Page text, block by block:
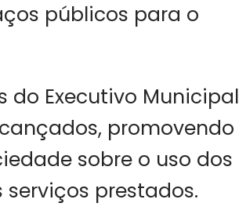
públicos para o
do Executivo Municipal
promovendo
sobre o uso dos
prestados.